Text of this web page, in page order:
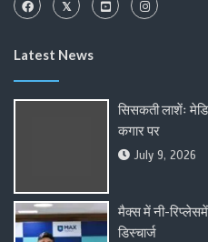
Latest News
सिसकती लाशेंः
कगार पर
July 9, 2026
मैक्स में नी-
डिस्चार्ज